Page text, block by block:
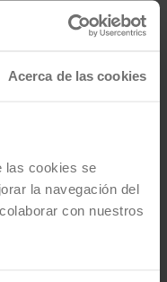
Acerca de las cookies
las cookies se
la navegación del
con nuestros